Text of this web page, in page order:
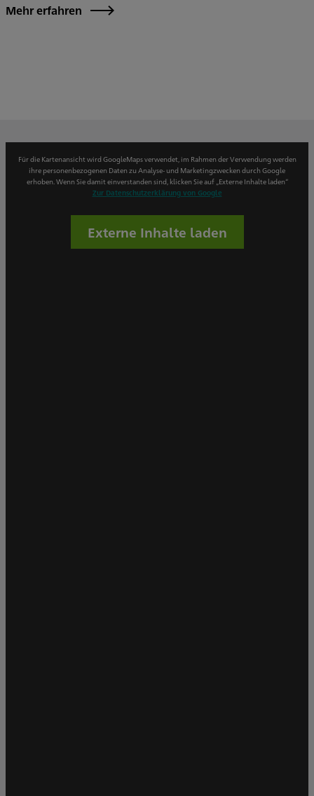
Mehr erfahren
Für die Kartenansicht wird GoogleMaps verwendet, im Rahmen der Verwendung werden
ihre personenbezogenen Daten zu Analyse- und Marketingzwecken durch Google
erhoben. Wenn Sie damit einverstanden sind, klicken Sie auf „Externe Inhalte laden“
Zur Datenschutzerklärung von Google
Externe Inhalte laden